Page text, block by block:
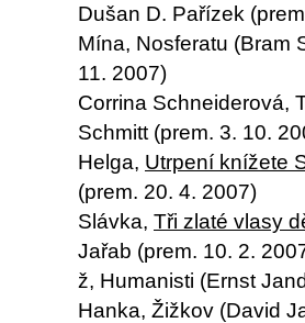
Dušan D. Pařízek
Mína, Nosferatu (Bram
11. 2007)
Corrina Schneiderová,
Schmitt (prem. 3. 10.
Helga, Utrpení knížete
(prem. 20. 4. 2007)
Slávka, Tři zlaté vlasy
Jařab (prem. 10. 2.
ž, Humanisti (Ernst
Hanka, Žižkov (David